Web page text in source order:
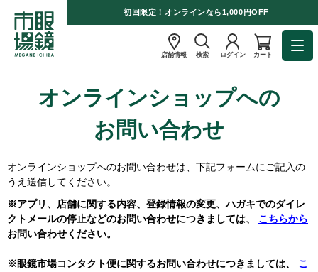
初回限定！オンラインなら1,000円OFF
店舗情報 検索 ログイン カート
オンラインショップへの
お問い合わせ
オンラインショップへのお問い合わせは、下記フォームにご記入の
うえ送信してください。
※アプリ、店舗に関する内容、登録情報の変更、ハガキでのダイレ
クトメールの停止などのお問い合わせにつきましては、 こちらから
お問い合わせください。
※眼鏡市場コンタクト便に関するお問い合わせにつきましては、 こ